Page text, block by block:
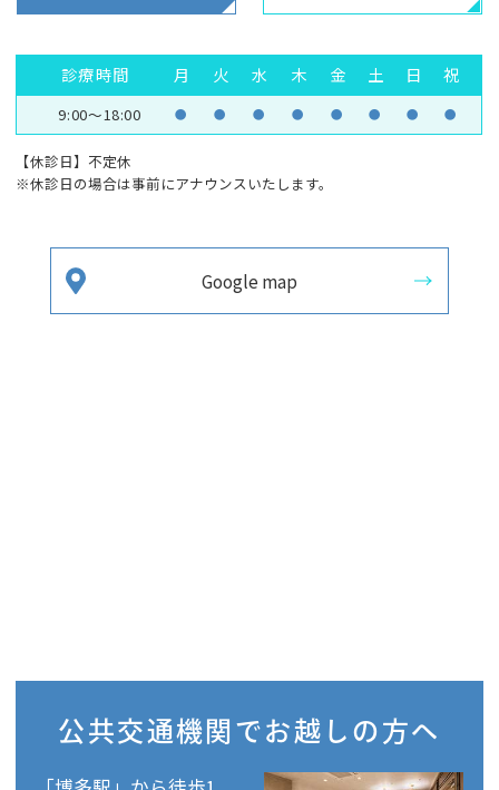
診療時間 月 火 水 木 金 土 日 祝
9:00～18:00 ● ● ● ● ● ● ● ●
【休診日】不定休
※休診日の場合は事前にアナウンスいたします。
Google map
公共交通機関で お越しの方へ